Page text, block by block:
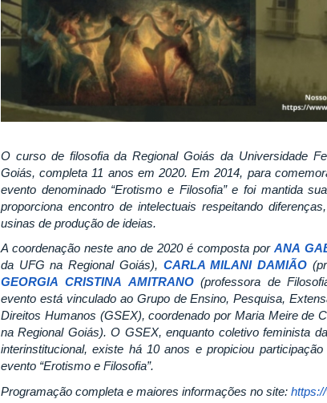
O curso de filosofia da Regional Goiás da Universidade
Goiás, completa 11 anos em 2020. Em 2014, para
evento denominado “Erotismo e Filosofia” e foi mantida
proporciona encontro de intelectuais respeitando
usinas de produção de ideias.
A coordenação neste ano de 2020 é composta porANA
da UFG na Regional Goiás), CARLA MILANI DAMIÃO
GEORGIA CRISTINA AMITRANO (professora de
evento está vinculado ao Grupo de Ensino, Pesquisa,
Direitos Humanos (GSEX), coordenado por Maria Meire de
na Regional Goiás). O GSEX, enquanto coletivo feminista
interinstitucional, existe há 10 anos e propiciou
evento “Erotismo e Filosofia”.
Programação completa e maiores informações no site: